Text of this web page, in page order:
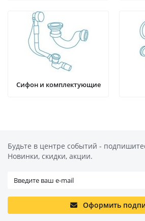
Сифон и комплектующие
Будьте в центре событий -
Новинки, скидки, акции.
Оформить